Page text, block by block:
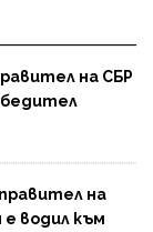
на СБР
на
водил към